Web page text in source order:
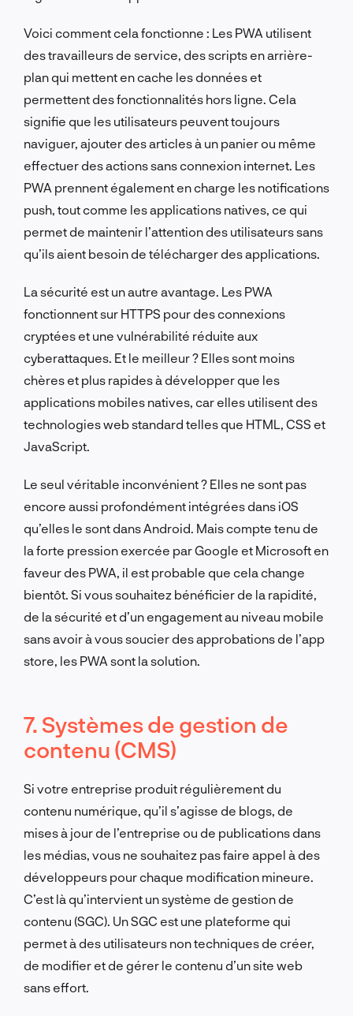
Voici comment cela fonctionne : Les PWA utilisent
des travailleurs de service, des scripts en arrière-
plan qui mettent en cache les données et
permettent des fonctionnalités hors ligne. Cela
signifie que les utilisateurs peuvent toujours
naviguer, ajouter des articles à un panier ou même
effectuer des actions sans connexion internet. Les
PWA prennent également en charge les notifications
push, tout comme les applications natives, ce qui
permet de maintenir l’attention des utilisateurs sans
qu’ils aient besoin de télécharger des applications.
La sécurité est un autre avantage. Les PWA
fonctionnent sur HTTPS pour des connexions
cryptées et une vulnérabilité réduite aux
cyberattaques. Et le meilleur ? Elles sont moins
chères et plus rapides à développer que les
applications mobiles natives, car elles utilisent des
technologies web standard telles que HTML, CSS et
JavaScript.
Le seul véritable inconvénient ? Elles ne sont pas
encore aussi profondément intégrées dans iOS
qu’elles le sont dans Android. Mais compte tenu de
la forte pression exercée par Google et Microsoft en
faveur des PWA, il est probable que cela change
bientôt. Si vous souhaitez bénéficier de la rapidité,
de la sécurité et d’un engagement au niveau mobile
sans avoir à vous soucier des approbations de l’app
store, les PWA sont la solution.
7. Systèmes de gestion de
contenu (CMS)
Si votre entreprise produit régulièrement du
contenu numérique, qu’il s’agisse de blogs, de
mises à jour de l’entreprise ou de publications dans
les médias, vous ne souhaitez pas faire appel à des
développeurs pour chaque modification mineure.
C’est là qu’intervient un système de gestion de
contenu (SGC). Un SGC est une plateforme qui
permet à des utilisateurs non techniques de créer,
de modifier et de gérer le contenu d’un site web
sans effort.